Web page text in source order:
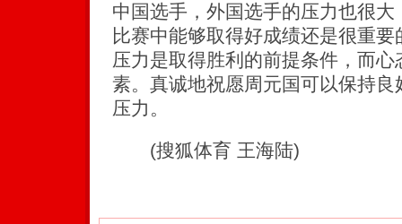
中国选手，外国选手的压力也很
比赛中能够取得好成绩还是很重
压力是取得胜利的前提条件，而
素。真诚地祝愿周元国可以保持
压力。
(搜狐体育 王海陆)